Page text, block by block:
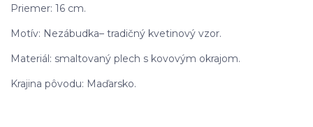
Priemer: 16 cm.
Motív: Nezábudka– tradičný kvetinový vzor.
Materiál: smaltovaný plech s kovovým okrajom.
Krajina pôvodu: Maďarsko.